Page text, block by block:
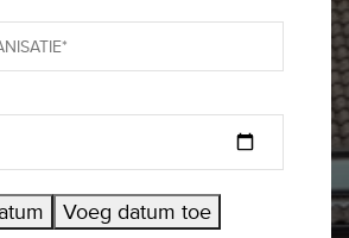
Voeg datum toe